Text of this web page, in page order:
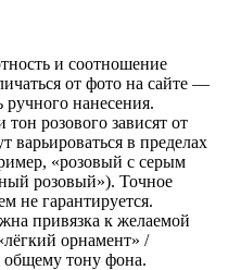
и соотношение
от фото на сайте —
ручного нанесения.
розового зависят от
варьироваться в пределах
«розовый с серым
розовый»). Точное
не гарантируется.
привязка к желаемой
орнамент» /
общему тону фона.